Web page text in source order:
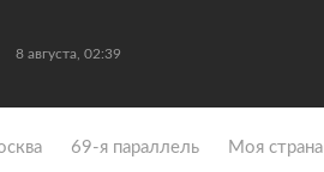
8 августа, 02:39
69-я параллель Моя страна